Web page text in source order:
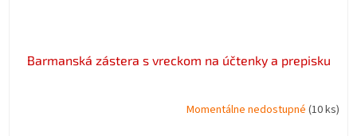
Barmanská zástera s vreckom na účtenky a prepisku
Momentálne nedostupné (10 ks)